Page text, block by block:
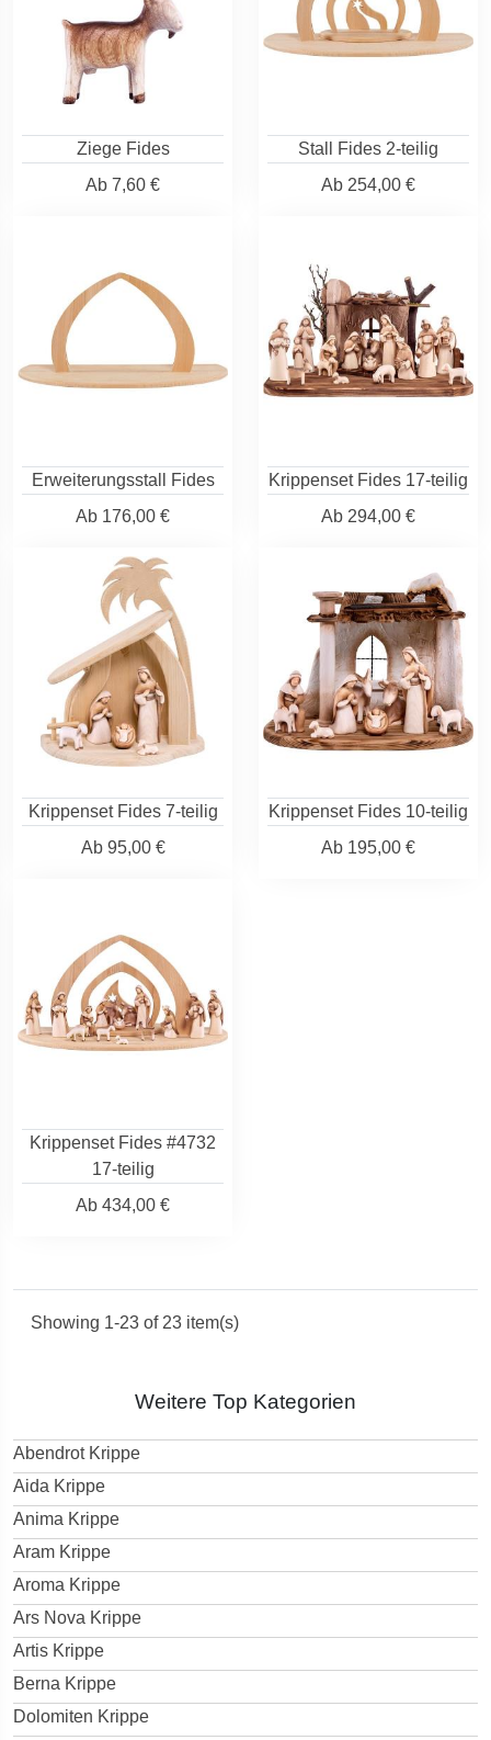
Ziege Fides
Ab 7,60 €
Stall Fides 2-teilig
Ab 254,00 €
Erweiterungsstall Fides
Ab 176,00 €
Krippenset Fides 17-teilig
Ab 294,00 €
Krippenset Fides 7-teilig
Ab95,00 €
Krippenset Fides 10-teilig
Ab 195,00 €
Krippenset Fides #4732
17-teilig
Ab 434,00 €
Showing 1-23 of 23 item(s)
Weitere Top Kategorien
Abendrot Krippe
Aida Krippe
Anima Krippe
Aram Krippe
Aroma Krippe
Ars Nova Krippe
Artis Krippe
Berna Krippe
Dolomiten Krippe